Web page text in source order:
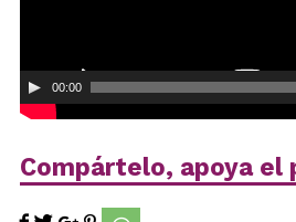
00:00
Compártelo, apoya el